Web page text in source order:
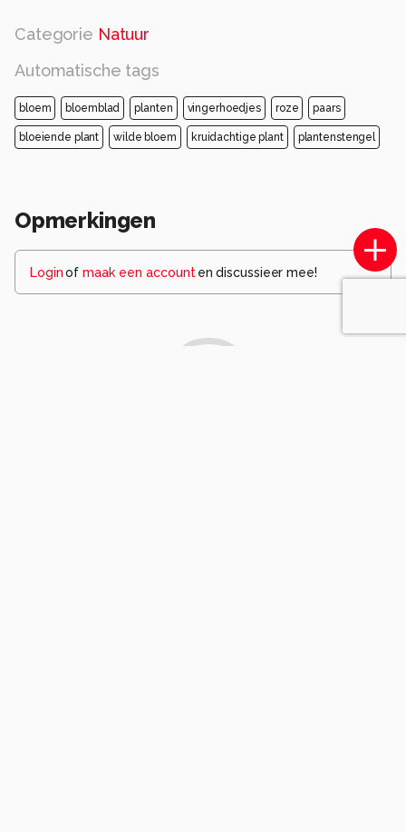
Categorie Natuur
Automatische tags
bloem bloemblad planten vingerhoedjes roze paars
bloeiende plant wilde bloem kruidachtige plant plantenstengel
Opmerkingen
Loginof maak een account en discussieer mee!